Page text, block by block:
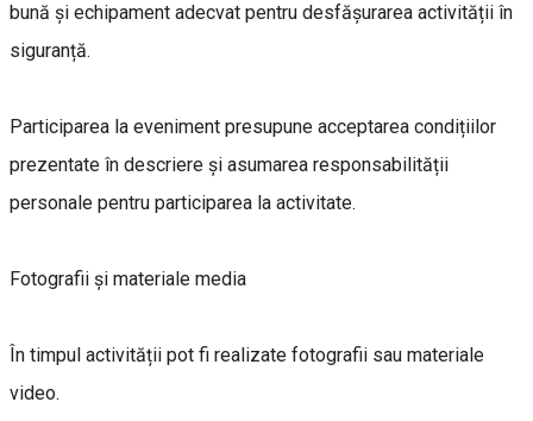
bună și echipament adecvat pentru desfășurarea activității în
siguranță.
Participarea la eveniment presupune acceptarea condițiilor
prezentate în descriere și asumarea responsabilității
personale pentru participarea la activitate.
Fotografii și materiale media
În timpul activității pot fi realizate fotografii sau materiale
video.